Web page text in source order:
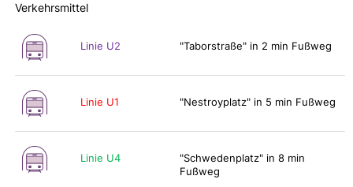
Verkehrsmittel
Linie U2 "Taborstraße" in 2 min Fußweg
Linie U1 "Nestroyplatz" in 5 min Fußweg
Linie U4
"Schwedenplatz" in 8 min
Fußweg